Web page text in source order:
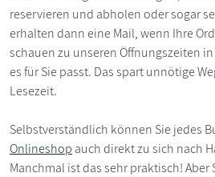
reservieren und abholen oder sogar
erhalten dann eine Mail, wenn Ihre
schauen zu unseren Öffnungszeiten
es für Sie passt. Das spart unnötige
Lesezeit.
Selbstverständlich können Sie jedes
Onlineshop auch direkt zu sich nach
Manchmal ist das sehr praktisch! Aber